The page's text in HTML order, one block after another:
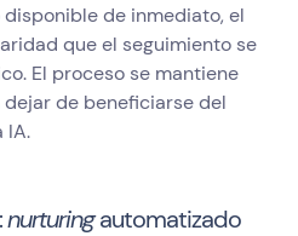
disponible de inmediato, el
que el seguimiento se
El proceso se mantiene
de beneficiarse del
IA.
nurturingautomatizado